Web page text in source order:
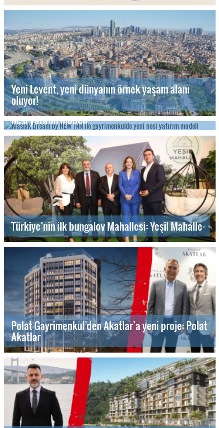
Yeni Levent, yeni dünyanın örnek yaşam alanı
oluyor!
Maslak Dream by NEW INN ile gayrimenkulde yeni
nesi yatırım modeli
Türkiye’nin ilk bungalov Mahallesi: Yeşil Mahalle
Polat Gayrimenkul’den Akatlar’a yeni proje: Polat
Akatlar